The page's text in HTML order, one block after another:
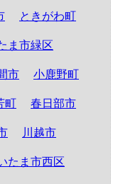
ときがわ町
ま市緑区
市 小鹿野町
町 春日部市
川越市
たま市西区